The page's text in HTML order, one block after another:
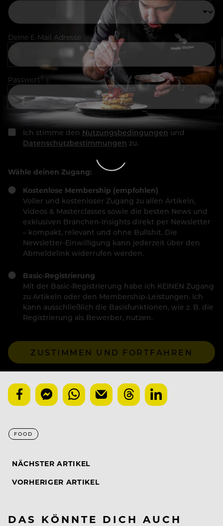
Deine E-Mail Adresse
Passwort
Ich stimme den Nutzungsbedingungen und
Datenschutzbestimmungen zu.
Wähle deinen Zugang:
Kostenlose Membership (empfohlen)
Voller und kostenloser Zugang zu allen Artikeln,
Videos & Masterclasses sowie die besten News und
exklusiven Branchen-Insights direkt per Newsletter
– kompakt, relevant und ohne Bullshit. Die
Newsletter-Einwilligung kann jederzeit über den
Abmeldelink widerrufen werden.
Basic-Registrierung
Mit der Basic-Registrierung habe ich KEINEN Zugang
zu Artikeln oder den Membership-Leistungen. Ich
kann ausschließlich die Basisfunktionen, wie z. B. die
Registrierung als Bewerber, nutzen.
ZUSTIMMEN UND FORTFAHREN
FOOD
NÄCHSTER ARTIKEL
VORHERIGER ARTIKEL
DAS KÖNNTE DICH AUCH